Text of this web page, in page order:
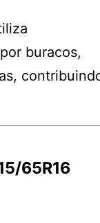
buracos,
65R16